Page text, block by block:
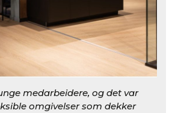
medarbeidere, og det var
omgivelser som dekker